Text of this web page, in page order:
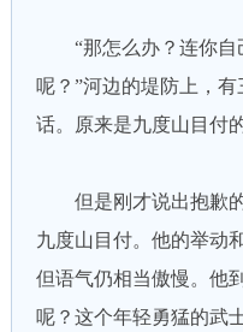
“那怎么办？连你自
呢？”河边的堤防上，
话。原来是九度山目付
但是刚才说出抱歉的
九度山目付。他的举动
但语气仍相当傲慢。他
呢？这个年轻勇猛的武